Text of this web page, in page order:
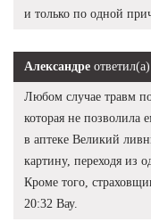
и только по одной
Александре ответил(а)
Любом случае травм
которая не позволила
в аптеке Великий
картину, переходя из
Кроме того,
20:32 Вау.